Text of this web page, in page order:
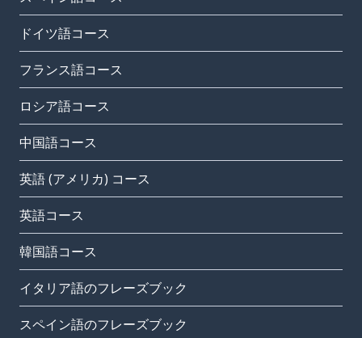
ドイツ語コース
フランス語コース
ロシア語コース
中国語コース
英語 (アメリカ) コース
英語コース
韓国語コース
イタリア語のフレーズブック
スペイン語のフレーズブック